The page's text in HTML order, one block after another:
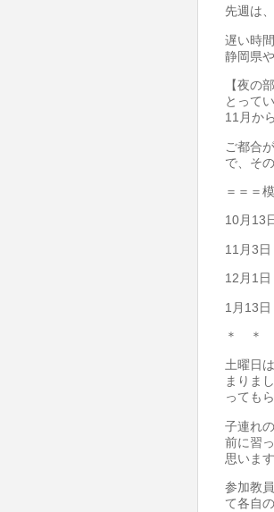
先週は
遅い時
静岡県
【夜の
とって
11月か
ご都合
で、そ
＝＝＝
10月
11月3
12月1
1月13
＊ ＊
土曜日
まりま
っても
子連れ
前に習
思います
参加教
て各自